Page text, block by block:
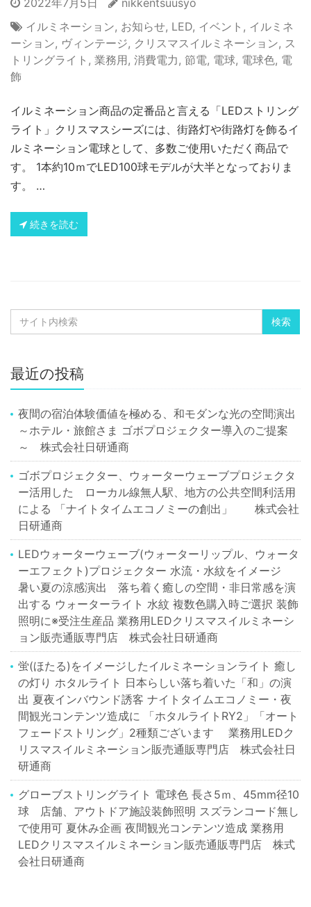
イルミネーション, お知らせ, LED, イベント , イルミネ
ーション, ヴィンテージ, クリスマスイルミネーション, ス
トリングライト , 業務用, 消費電力 , 節電, 電球, 電球色, 電
飾
イルミネーション商品の定番品と言える「LEDストリング
ライト」クリスマスシーズには、街路灯や街路灯を飾るイ
ルミネーション電球として、多数ご使用いただく商品で
す。 1本約10ｍでLED100球モデルが大半となっておりま
す。 …
続きを読む
最近の投稿
夜間の宿泊体験価値を極める、和モダンな光の空間演出
～ホテル・旅館さま ゴボプロジェクター導入のご提案
～ 株式会社日研通商
ゴボプロジェクター、ウォーターウェーブプロジェクタ
ー活用した ローカル線無人駅、地方の公共空間利活用
による 「ナイトタイムエコノミーの創出」 株式会社
日研通商
LEDウォーターウェーブ(ウォーターリップル、ウォータ
ーエフェクト)プロジェクター 水流・水紋をイメージ
暑い夏の涼感演出 落ち着く癒しの空間・非日常感を演
出する ウォーターライト 水紋 複数色購入時ご選択 装飾
照明に※受注生産品 業務用LEDクリスマスイルミネーシ
ョン販売通販専門店 株式会社日研通商
蛍(ほたる)をイメージしたイルミネーションライト 癒し
の灯り ホタルライト 日本らしい落ち着いた「和」の演
出 夏夜インバウンド誘客 ナイトタイムエコノミー・夜
間観光コンテンツ造成に 「ホタルライトRY2」「オート
フェードストリング」2種類ございます 業務用LEDク
リスマスイルミネーション販売通販専門店 株式会社日
研通商
グローブストリングライト 電球色 長さ5ｍ、45mm径10
球 店舗、アウトドア施設装飾照明 スズランコード無し
で使用可 夏休み企画 夜間観光コンテンツ造成 業務用
LEDクリスマスイルミネーション販売通販専門店 株式
会社日研通商